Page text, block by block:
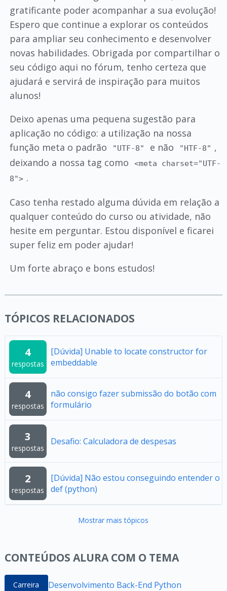
gratificante poder acompanhar a sua evolução!
Espero que continue a explorar os conteúdos
para ampliar seu conhecimento e desenvolver
novas habilidades. Obrigada por compartilhar o
seu código aqui no fórum, tenho certeza que
ajudará e servirá de inspiração para muitos
alunos!
Deixo apenas uma pequena sugestão para
aplicação no código: a utilização na nossa
função meta o padrão
"UTF-8" e não "HTF-8" ,
deixando a nossa tag como
<meta charset="UTF-
8"> .
Caso tenha restado alguma dúvida em relação a
qualquer conteúdo do curso ou atividade, não
hesite em perguntar. Estou disponível e ficarei
super feliz em poder ajudar!
Um forte abraço e bons estudos!
TÓPICOS RELACIONADOS
4
respostas
[Dúvida] Unable to locate constructor for
embeddable
4
respostas
não consigo fazer submissão do botão com
formulário
3
respostas
Desafio: Calculadora de despesas
2
respostas
[Dúvida] Não estou conseguindo entender o
def (python)
Mostrar mais tópicos
CONTEÚDOS ALURA COM O TEMA
Carreira Desenvolvimento Back-End Python